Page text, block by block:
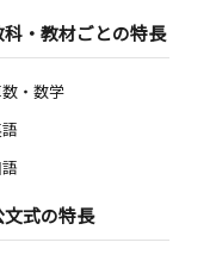
科・教材ごとの特長
・数学
文式の特長